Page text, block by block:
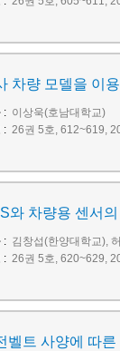
차량 모델을 이
: 이상욱(호남대학교)
: 26권 5호, 612~619,
와 차량용 센서
: 김창섭(한양대학교),
: 26권 5호, 620~629,
벨트 사양에 따